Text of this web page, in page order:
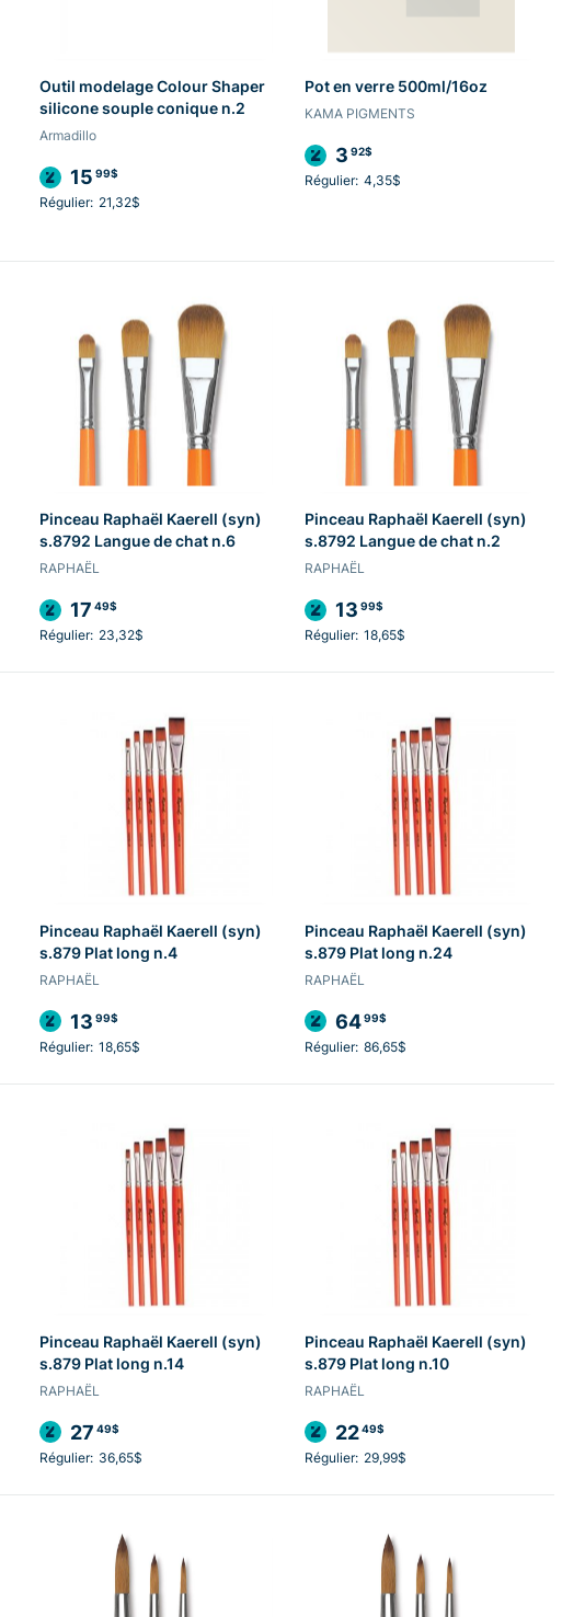
Outil modelage Colour Shaper
silicone souple conique n.2
Armadillo
15 99$
Régulier: 21,32$
Pot en verre 500ml/16oz
KAMA PIGMENTS
3 92$
Régulier: 4,35$
Pinceau Raphaël Kaerell (syn)
s.8792 Langue de chat n.6
RAPHAËL
17 49$
Régulier: 23,32$
Pinceau Raphaël Kaerell (syn)
s.8792 Langue de chat n.2
RAPHAËL
13 99$
Régulier: 18,65$
Pinceau Raphaël Kaerell (syn)
s.879 Plat long n.4
RAPHAËL
13 99$
Régulier: 18,65$
Pinceau Raphaël Kaerell (syn)
s.879 Plat long n.24
RAPHAËL
6499$
Régulier: 86,65$
Pinceau Raphaël Kaerell (syn)
s.879 Plat long n.14
RAPHAËL
27 49$
Régulier: 36,65$
Pinceau Raphaël Kaerell (syn)
s.879 Plat long n.10
RAPHAËL
2249$
Régulier: 29,99$